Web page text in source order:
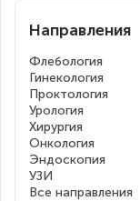
Направления
Флебология
Гинекология
Проктология
Урология
Хирургия
Онкология
Эндоскопия
УЗИ
Все направления